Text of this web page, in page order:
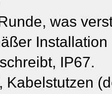
was
IP67.
Kabelstutzen